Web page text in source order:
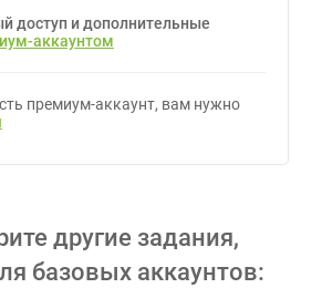
доступ и дополнительные
аккаунтом
премиум-аккаунт, вам нужно
другие задания,
базовых аккаунтов: